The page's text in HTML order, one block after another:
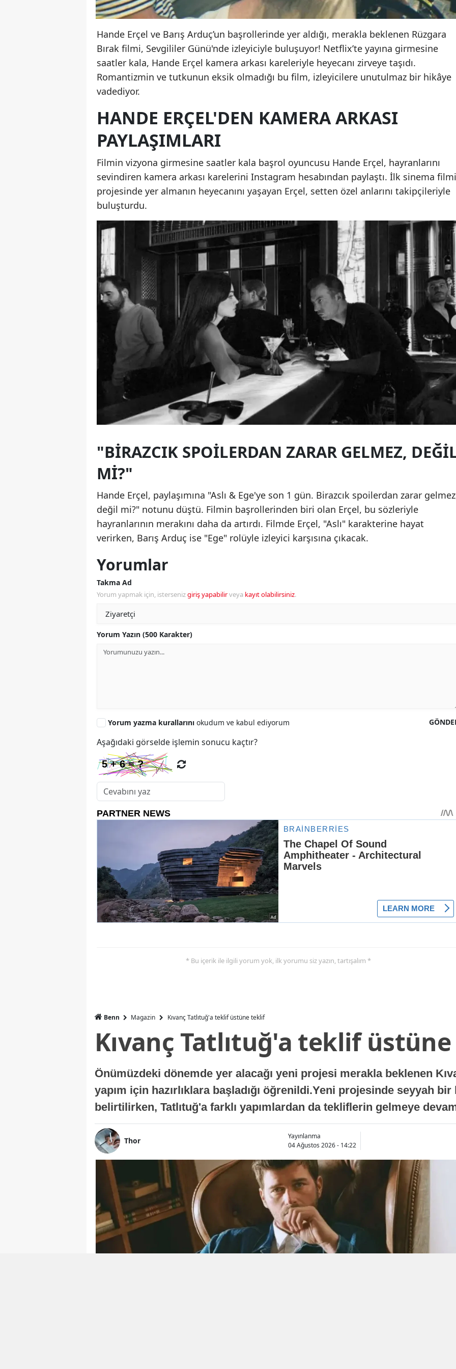
Hande Erçel ve Barış Arduç’un başrollerinde yer aldığı, merakla beklenen Rüzgara
Bırak filmi, Sevgililer Günü'nde izleyiciyle buluşuyor! Netflix’te yayına girmesine
saatler kala, Hande Erçel kamera arkası kareleriyle heyecanı zirveye taşıdı.
Romantizmin ve tutkunun eksik olmadığı bu film, izleyicilere unutulmaz bir hikâye
vadediyor.
HANDE ERÇEL'DEN KAMERA ARKASI
PAYLAŞIMLARI
Filmin vizyona girmesine saatler kala başrol oyuncusu Hande Erçel, hayranlarını
sevindiren kamera arkası karelerini Instagram hesabından paylaştı. İlk sinema filmi
projesinde yer almanın heyecanını yaşayan Erçel, setten özel anlarını takipçileriyle
buluşturdu.
"BIRAZCIK SPOILERDAN ZARAR GELMEZ,
MI?"
Hande Erçel, paylaşımına "Aslı & Ege'ye son 1 gün. Birazcık spoilerdan zarar
değil mi?" notunu düştü. Filmin başrollerinden biri olan Erçel, bu sözleriyle
hayranlarının merakını daha da artırdı. Filmde Erçel, "Aslı" karakterine hayat
verirken, Barış Arduç ise "Ege" rolüyle izleyici karşısına çıkacak.
Yorumlar
Takma Ad
Yorum yapmak için, istersenizgiriş yapabilirveya kayıt olabilirsiniz.
Yorum Yazın (500 Karakter)
Yorum yazma kurallarını okudum ve kabul ediyorum
Aşağıdaki görselde işlemin sonucu kaçtır?
* Bu içerik ile ilgili yorum yok, ilk yorumu siz yazın, tartışalım *
Benn Magazin Kıvanç Tatlıtuğ'a teklif üstüne teklif
Kıvanç Tatlıtuğ'a teklif
Önümüzdeki dönemde yer alacağı yeni projesi merakla beklenen
yapım için hazırlıklara başladığı öğrenildi.Yeni projesinde seyyah
belirtilirken, Tatlıtuğ'a farklı yapımlardan da tekliflerin gelmeye
Thor
Yayınlanma
04 Ağustos 2026 - 14:22